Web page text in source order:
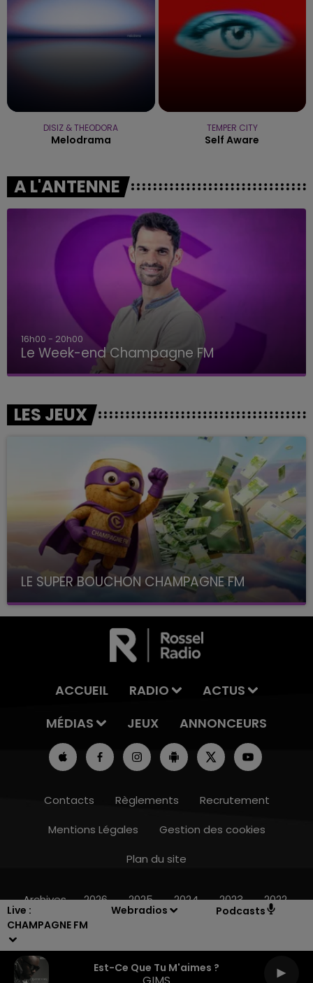
Live :
CHAMPAGNE FM
Webradios Podcasts
Est-Ce Que Tu M'aimes ?
DISIZ & THEODORA
Melodrama
TEMPER CITY
Self Aware
A L'ANTENNE
16h00 - 20h00
Le Week-end Champagne FM
LES JEUX
LE SUPER BOUCHON CHAMPAGNE FM
avec La Famille Champagne FM, à 8H10
ACCUEIL RADIO
ACTUS
MÉDIAS
JEUX ANNONCEURS
Contacts Règlements
Recrutement
Mentions Légales
Gestion des cookies
Plan du site
Archives 2026 2025 2024 2023 2022